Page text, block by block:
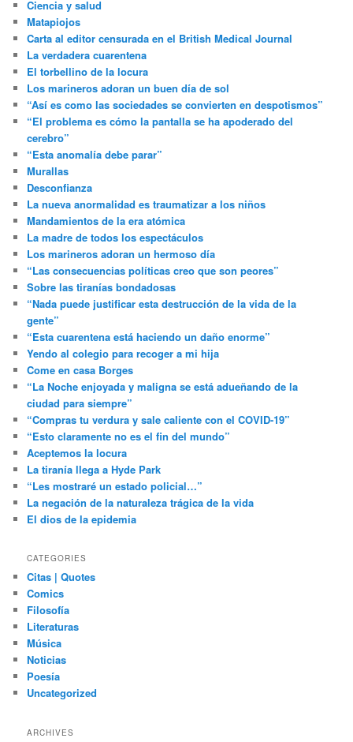
Ciencia y salud
Matapiojos
Carta al editor censurada en el British Medical Journal
La verdadera cuarentena
El torbellino de la locura
Los marineros adoran un buen día de sol
“Así es como las sociedades se convierten en despotismos”
“El problema es cómo la pantalla se ha apoderado del
cerebro”
“Esta anomalía debe parar”
Murallas
Desconfianza
La nueva anormalidad es traumatizar a los niños
Mandamientos de la era atómica
La madre de todos los espectáculos
Los marineros adoran un hermoso día
“Las consecuencias políticas creo que son peores”
Sobre las tiranías bondadosas
“Nada puede justificar esta destrucción de la vida de la
gente”
“Esta cuarentena está haciendo un daño enorme”
Yendo al colegio para recoger a mi hija
Come en casa Borges
“La Noche enjoyada y maligna se está adueñando de la
ciudad para siempre”
“Compras tu verdura y sale caliente con el COVID-19”
“Esto claramente no es el fin del mundo”
Aceptemos la locura
La tiranía llega a Hyde Park
“Les mostraré un estado policial…”
La negación de la naturaleza trágica de la vida
El dios de la epidemia
CATEGORIES
Citas | Quotes
Comics
Filosofía
Literaturas
Música
Noticias
Poesía
Uncategorized
ARCHIVES